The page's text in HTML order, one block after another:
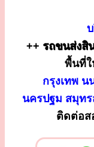
++ รถขนส่งสิ
พื้นที่ใ
กรุงเทพ
นครปฐม สมุท
ติดต่อส